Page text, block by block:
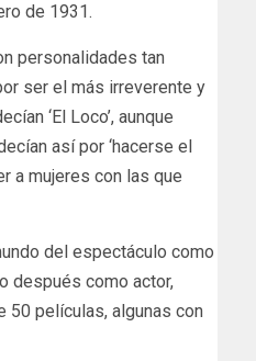
de 1931.
personalidades tan
ser el más irreverente y
‘El Loco’, aunque
así por ‘hacerse el
a mujeres con las que
del espectáculo como
después como actor,
50 películas, algunas con